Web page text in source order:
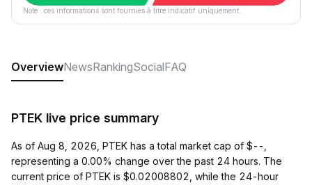
Note : ces informations sont fournies à titre indicatif uniquement.
OverviewNewsRankingSocialFAQ
PTEK live price summary
As of Aug 8, 2026, PTEK has a total market cap of $--,
representing a 0.00% change over the past 24 hours. The
current price of PTEK is $0.02008802, while the 24-hour